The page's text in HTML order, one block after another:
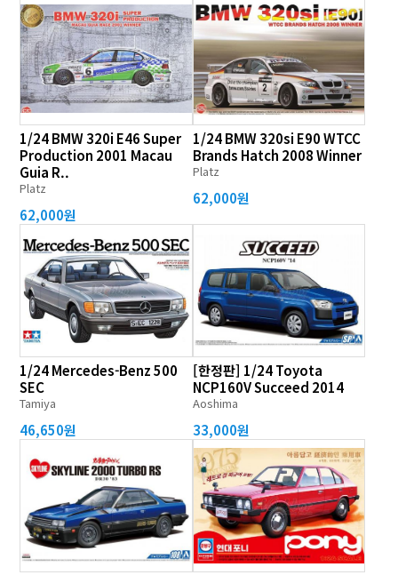
1/24 BMW 320i E46 Super
Production 2001 Macau
Guia R..
Platz
62,000원
1/24 BMW 320si E90 WTCC
Brands Hatch 2008 Winner
Platz
62,000원
1/24 Mercedes-Benz 500
SEC
Tamiya
46,650원
[한정판] 1/24 Toyota
NCP160V Succeed 2014
Aoshima
33,000원